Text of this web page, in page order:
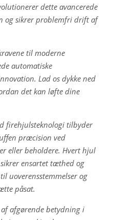
dette avancerede
og sikrer problemfri drift af
til moderne
automatiske
Lad os dykke ned
det kan løfte dine
firehjulsteknologi tilbyder
præcision ved
eller beholdere. Hvert hjul
ensartet tæthed og
uoverensstemmelser og
påsat.
afgørende betydning i